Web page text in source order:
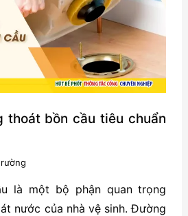
thoát bồn cầu tiêu chuẩn
là một bộ phận quan trọng
nước của nhà vệ sinh. Đường